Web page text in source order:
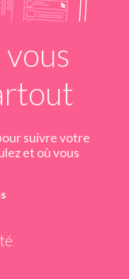
suivre votre
et où vous